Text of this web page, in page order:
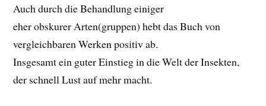
Auch durch die Behandlung einiger
eher obskurer Arten(gruppen) hebt das Buch von
vergleichbaren Werken positiv ab.
Insgesamt ein guter Einstieg in die Welt der Insekten,
der schnell Lust auf mehr macht.